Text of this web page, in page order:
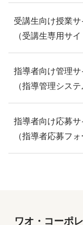
受講生向け授業サ
（受講生専用サイ
指導者向け管理サ
（指導管理システ
指導者向け応募サ
（指導者応募フォ
ワオ・コーポ